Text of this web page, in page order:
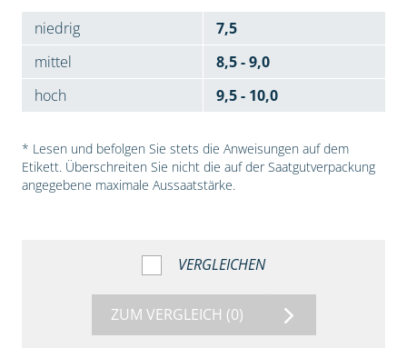
niedrig
7,5
mittel
8,5 - 9,0
hoch
9,5 - 10,0
* Lesen und befolgen Sie stets die Anweisungen auf dem
Etikett. Überschreiten Sie nicht die auf der Saatgutverpackung
angegebene maximale Aussaatstärke.
VERGLEICHEN
ZUM VERGLEICH (0)